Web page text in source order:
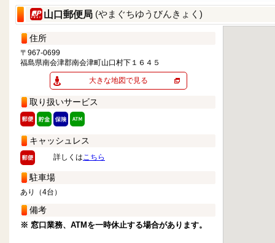
山口郵便局 (やまぐちゆうびんきょく)
住所
〒967-0699
福島県南会津郡南会津町山口村下１６４５
大きな地図で見る
取り扱いサービス
キャッシュレス
詳しくはこちら
駐車場
あり（4台）
備考
※ 窓口業務、ATMを一時休止する場合があります。